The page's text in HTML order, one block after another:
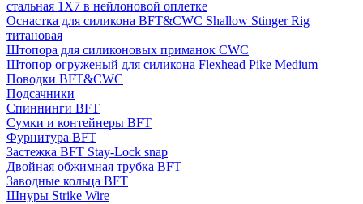
стальная 1X7 в нейлоновой оплетке
Оснастка для силикона BFT&CWC Shallow Stinger Rig
титановая
Штопора для силиконовых приманок CWC
Штопор огруженый для силикона Flexhead Pike Medium
Поводки BFT&CWC
Подсачники
Спиннинги BFT
Сумки и контейнеры BFT
Фурнитура BFT
Застежка BFT Stay-Lock snap
Двойная обжимная трубка BFT
Заводные кольца BFT
Шнуры Strike Wire